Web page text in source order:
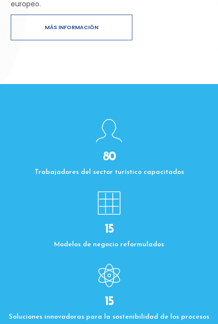
europeo.
MÁS INFORMACIÓN
80
Trabajadores del sector turístico capacitados
15
Modelos de negocio reformulados
15
Soluciones innovadoras para la sostenibilidad de los procesos